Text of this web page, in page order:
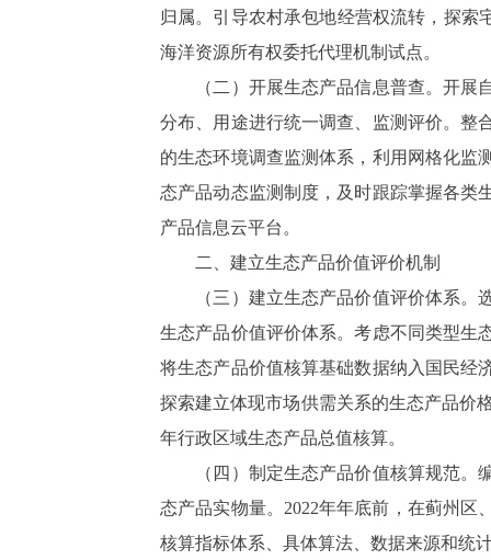
归属。引导农村承包地经营权流转，探索
海洋资源所有权委托代理机制试点。
（二）开展生态产品信息普查。开展自
分布、用途进行统一调查、监测评价。整
的生态环境调查监测体系，利用网格化监
态产品动态监测制度，及时跟踪掌握各类
产品信息云平台。
二、建立生态产品价值评价机制
（三）建立生态产品价值评价体系。选
生态产品价值评价体系。考虑不同类型生
将生态产品价值核算基础数据纳入国民经
探索建立体现市场供需关系的生态产品价
年行政区域生态产品总值核算。
（四）制定生态产品价值核算规范。编
态产品实物量。2022年年底前，在蓟州
核算指标体系、具体算法、数据来源和统